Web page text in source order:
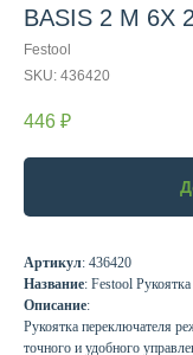
BASIS 2 M 6X
Festool
SKU: 436420
446 ₽
Артикул: 436420
Название: Festool
Описание:
Рукоятка переключателя
точного и удобного